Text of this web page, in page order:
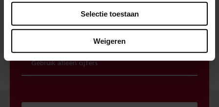
Selectie toestaan
Weigeren